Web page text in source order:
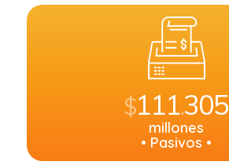
$111.305
millones
• Pasivos •